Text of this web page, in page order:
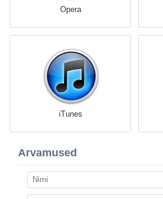
Opera
iTunes
Arvamused